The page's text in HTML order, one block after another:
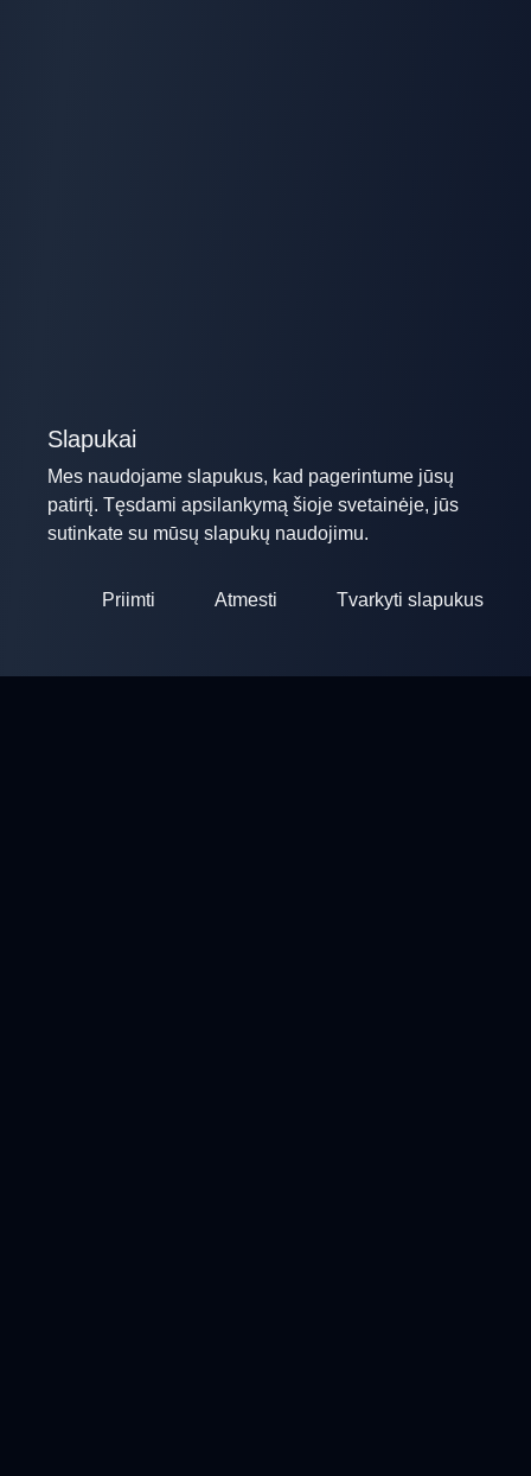
Slapukai
Mes naudojame slapukus, kad pagerintume jūsų
patirtį. Tęsdami apsilankymą šioje svetainėje, jūs
sutinkate su mūsų slapukų naudojimu.
Priimti Atmesti Tvarkyti slapukus